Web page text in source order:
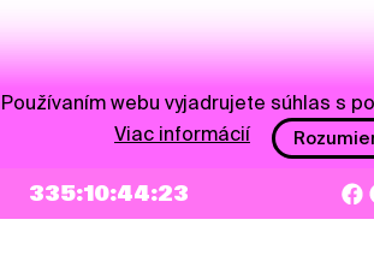
NEWSLETTER
335:10:44:23
Používaním webu vyjadrujete súhlas s
Viac informácií